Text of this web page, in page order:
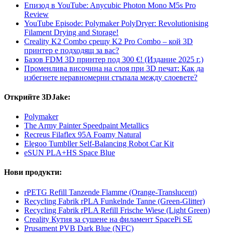
Епизод в YouTube: Anycubic Photon Mono M5s Pro
Review
YouTube Episode: Polymaker PolyDryer: Revolutionising
Filament Drying and Storage!
Creality K2 Combo срещу K2 Pro Combo – кой 3D
принтер е подходящ за вас?
Базов FDM 3D принтер под 300 €! (Издание 2025 г.)
Променлива височина на слоя при 3D печат: Как да
избегнете неравномерни стъпала между слоевете?
Открийте 3DJake:
Polymaker
The Army Painter Speedpaint Metallics
Recreus Filaflex 95A Foamy Natural
Elegoo Tumbller Self-Balancing Robot Car Kit
eSUN PLA+HS Space Blue
Нови продукти:
rPETG Refill Tanzende Flamme (Orange-Translucent)
Recycling Fabrik rPLA Funkelnde Tanne (Green-Glitter)
Recycling Fabrik rPLA Refill Frische Wiese (Light Green)
Creality Кутия за сушене на филамент SpacePi SE
Prusament PVB Dark Blue (NFC)